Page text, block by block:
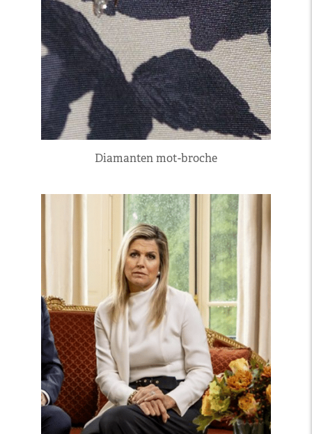
Diamanten mot-broche